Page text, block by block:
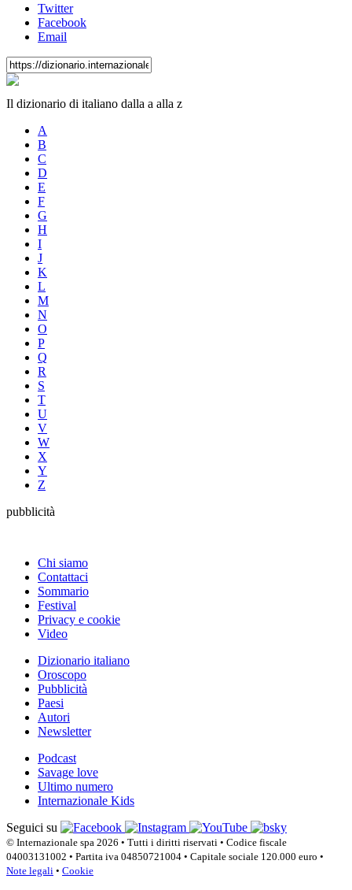
Twitter
Facebook
Email
Il dizionario di italiano dalla a alla z
A
B
C
D
E
F
G
H
I
J
K
L
M
N
O
P
Q
R
S
T
U
V
W
X
Y
Z
pubblicità
Chi siamo
Contattaci
Sommario
Festival
Privacy e cookie
Video
Dizionario italiano
Oroscopo
Pubblicità
Paesi
Autori
Newsletter
Podcast
Savage love
Ultimo numero
Internazionale Kids
Seguici su
© Internazionale spa 2026 • Tutti i diritti riservati • Codice fiscale
04003131002 • Partita iva 04850721004 • Capitale sociale 120.000 euro •
Note legali • Cookie